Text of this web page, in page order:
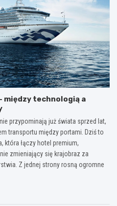
między technologią a
przypominają już świata sprzed lat,
transportu między portami. Dziś to
która łączy hotel premium,
zmieniający się krajobraz za
Z jednej strony rosną ogromne